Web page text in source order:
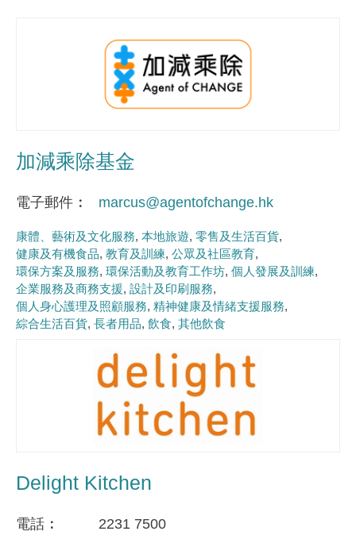
加減乘除基金
電子郵件 marcus@agentofchange.hk
康體、藝術及文化服務 本地旅遊 零售及生活百貨
健康及有機食品 教育及訓練 公眾及社區教育
環保方案及服務 環保活動及教育工作坊 個人發展及訓練
企業服務及商務支援 設計及印刷服務
個人身心護理及照顧服務 精神健康及情緒支援服務
綜合生活百貨 長者用品 飲食 其他飲食
Delight Kitchen
電話
2231 7500